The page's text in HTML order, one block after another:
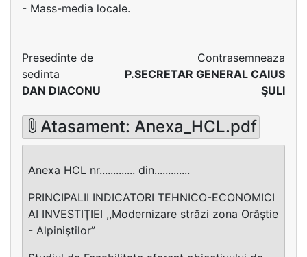
- Mass-media locale.
Presedinte de
sedinta
DAN DIACONU
Contrasemneaza
P.SECRETAR GENERAL CAIUS
ŞULI
Atasament: Anexa_HCL.pdf
Anexa HCL nr............. din.............
PRINCIPALII INDICATORI TEHNICO-ECONOMICI
AI INVESTIŢIEI ,,Modernizare străzi zona Orăştie
- Alpiniştilor”